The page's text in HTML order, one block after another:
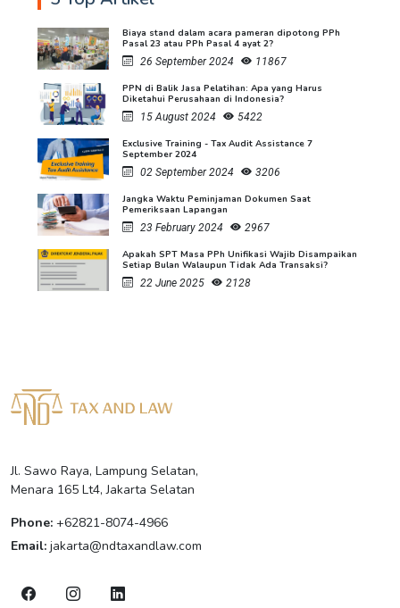
Biaya stand dalam acara pameran dipotong PPh
Pasal 23 atau PPh Pasal 4 ayat 2?
26 September 2024
11867
PPN di Balik Jasa Pelatihan: Apa yang Harus
Diketahui Perusahaan di Indonesia?
15 August 2024
5422
Exclusive Training - Tax Audit Assistance 7
September 2024
02 September 2024
3206
Jangka Waktu Peminjaman Dokumen Saat
Pemeriksaan Lapangan
23 February 2024
2967
Apakah SPT Masa PPh Unifikasi Wajib Disampaikan
Setiap Bulan Walaupun Tidak Ada Transaksi?
22 June 2025
2128
Jl. Sawo Raya, Lampung Selatan,
Menara 165 Lt4, Jakarta Selatan
Phone: +62821-8074-4966
Email: jakarta@ndtaxandlaw.com